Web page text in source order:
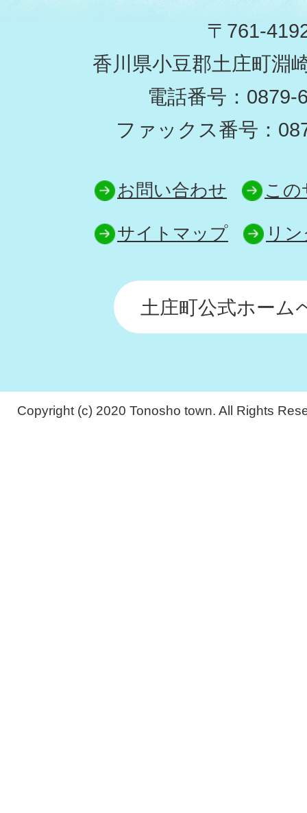
〒761-
香川県小豆郡土庄町淵
電話番号：0879-
ファックス番号：
お問い合わせ こ
サイトマップ リ
土庄町公式ホーム
Copyright (c) 2020 Tonosho town. All Rights